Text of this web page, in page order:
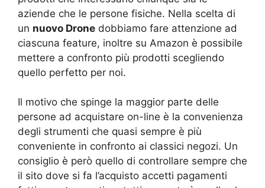
aziende che le persone fisiche. Nella scelta di
un nuovo Drone dobbiamo fare attenzione ad
ciascuna feature, inoltre su Amazon è possibile
mettere a confronto più prodotti scegliendo
quello perfetto per noi.
Il motivo che spinge la maggior parte delle
persone ad acquistare on-line è la convenienza
degli strumenti che quasi sempre è più
conveniente in confronto ai classici negozi. Un
consiglio è però quello di controllare sempre che
il sito dove si fa l’acquisto accetti pagamenti